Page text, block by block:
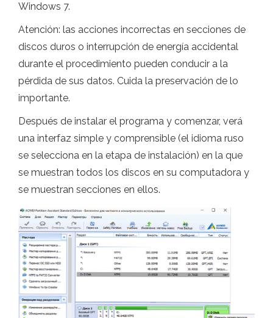
Windows 7.
Atención: las acciones incorrectas en secciones de
discos duros o interrupción de energía accidental
durante el procedimiento pueden conducir a la
pérdida de sus datos. Cuida la preservación de lo
importante.
Después de instalar el programa y comenzar, verá
una interfaz simple y comprensible (el idioma ruso
se selecciona en la etapa de instalación) en la que
se muestran todos los discos en su computadora y
se muestran secciones en ellos.